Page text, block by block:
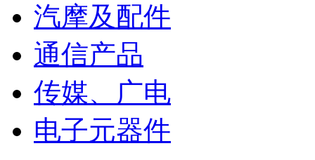
汽摩及配件
通信产品
传媒、广电
电子元器件